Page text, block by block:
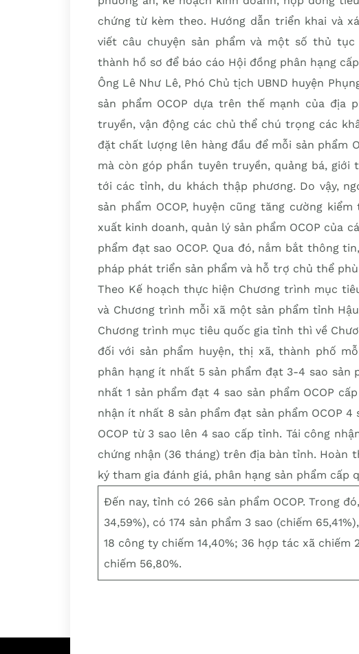
chứng từ kèm theo. Hướng dẫn triển khai và
viết câu chuyện sản phẩm và một số thủ
thành hồ sơ để báo cáo Hội đồng phân hạng
Ông Lê Như Lê, Phó Chủ tịch UBND huyện
sản phẩm OCOP dựa trên thế mạnh của địa
truyền, vận động các chủ thể chú trọng các
đặt chất lượng lên hàng đầu để mỗi sản phẩm
mà còn góp phần tuyên truyền, quảng bá, giới
tới các tỉnh, du khách thập phương. Do vậy,
sản phẩm OCOP, huyện cũng tăng cường
xuất kinh doanh, quản lý sản phẩm OCOP của
phẩm đạt sao OCOP. Qua đó, nắm bắt thông
pháp phát triển sản phẩm và hỗ trợ chủ thể
Theo Kế hoạch thực hiện Chương trình mục
và Chương trình mỗi xã một sản phẩm tỉnh
Chương trình mục tiêu quốc gia tỉnh thì về
đối với sản phẩm huyện, thị xã, thành phố
phân hạng ít nhất 5 sản phẩm đạt 3-4 sao sản
nhất 1 sản phẩm đạt 4 sao sản phẩm OCOP
nhận ít nhất 8 sản phẩm đạt sản phẩm OCOP
OCOP từ 3 sao lên 4 sao cấp tỉnh. Tái công
chứng nhận (36 tháng) trên địa bàn tỉnh. Hoàn
ký tham gia đánh giá, phân hạng sản phẩm cấp
Đến nay, tỉnh có 266 sản phẩm OCOP. Trong
34,59%), có 174 sản phẩm 3 sao (chiếm
18 công ty chiếm 14,40%; 36 hợp tác xã chiếm
chiếm 56,80%.